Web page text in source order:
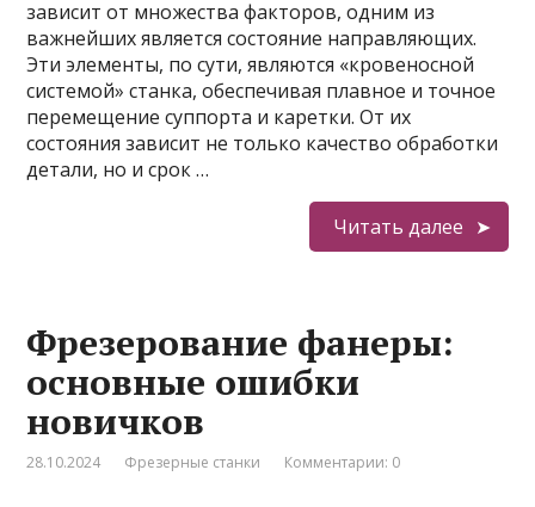
зависит от множества факторов, одним из
важнейших является состояние направляющих.
Эти элементы, по сути, являются «кровеносной
системой» станка, обеспечивая плавное и точное
перемещение суппорта и каретки. От их
состояния зависит не только качество обработки
детали, но и срок …
Читать далее
Фрезерование фанеры:
основные ошибки
новичков
28.10.2024 Фрезерные станки Комментарии: 0